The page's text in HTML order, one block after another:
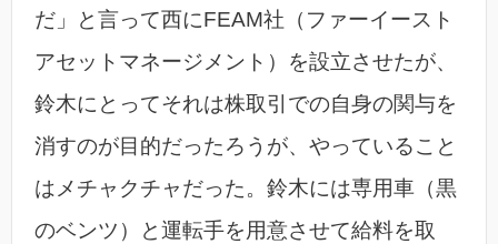
だ」と言って西にFEAM社（ファーイースト
アセットマネージメント）を設立させたが、
鈴木にとってそれは株取引での自身の関与を
消すのが目的だったろうが、やっていること
はメチャクチャだった。鈴木には専用車（黒
のベンツ）と運転手を用意させて給料を取